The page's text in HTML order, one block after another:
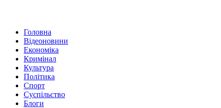
Головна
Відеоновини
Економіка
Кримінал
Культура
Політика
Спорт
Суспільство
Блоги